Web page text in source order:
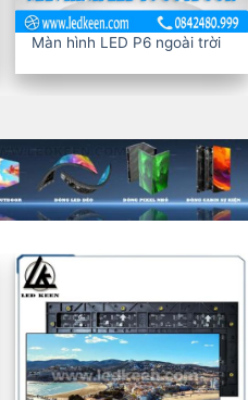
Màn hình LED P6 ngoài trời